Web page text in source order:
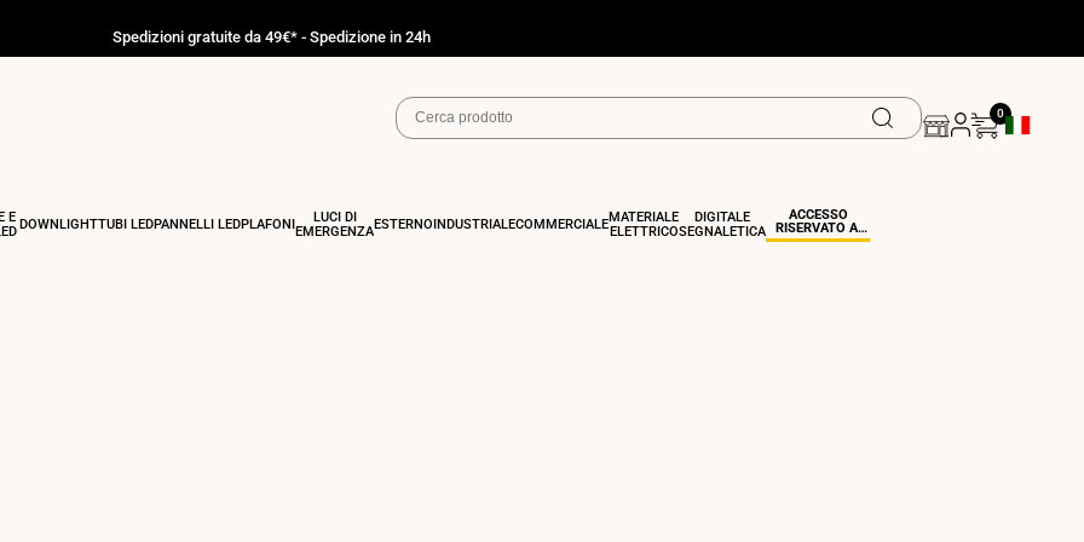
Spedizioni gratuite da 49€* - Spedizione in 24h
0
Pulsante
E DOWNLIGHTTUBI LEDPANNELLI LEDPLAFONI
LUCI DI
EMERGENZAESTERNOINDUSTRIALECOMMERCIALEMATERIALE
ELETTRICO
DIGITALE
SEGNALETICA
ACCESSO
RISERVATO AI
PROFESSIONISTI